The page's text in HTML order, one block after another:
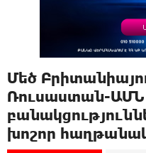
Մեծ
Ռուսաստան-ԱՄՆ
խոշոր